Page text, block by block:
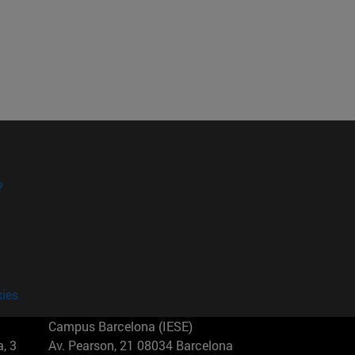
3
Campus Barcelona (IESE)
Av. Pearson, 21 08034 Barcelona